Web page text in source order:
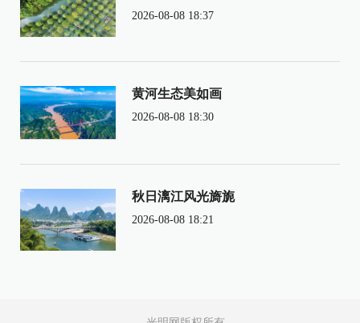
2026-08-08 18:37
黄河生态美如画
2026-08-08 18:30
秋日漓江风光旖旎
2026-08-08 18:21